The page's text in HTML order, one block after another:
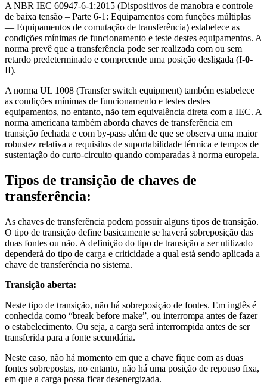
A NBR IEC 60947-6-1:2015 (Dispositivos de manobra e controle
de baixa tensão – Parte 6-1: Equipamentos com funções múltiplas
— Equipamentos de comutação de transferência) estabelece as
condições mínimas de funcionamento e teste destes equipamentos. A
norma prevê que a transferência pode ser realizada com ou sem
retardo predeterminado e compreende uma posição desligada (I-0-
II).
A norma UL 1008 (Transfer switch equipment) também estabelece
as condições mínimas de funcionamento e testes destes
equipamentos, no entanto, não tem equivalência direta com a IEC. A
norma americana também aborda chaves de transferência em
transição fechada e com by-pass além de que se observa uma maior
robustez relativa a requisitos de suportabilidade térmica e tempos de
sustentação do curto-circuito quando comparadas à norma europeia.
Tipos de transição de chaves de
transferência:
As chaves de transferência podem possuir alguns tipos de transição.
O tipo de transição define basicamente se haverá sobreposição das
duas fontes ou não. A definição do tipo de transição a ser utilizado
dependerá do tipo de carga e criticidade a qual está sendo aplicada a
chave de transferência no sistema.
Transição aberta:
Neste tipo de transição, não há sobreposição de fontes. Em inglês é
conhecida como “break before make”, ou interrompa antes de fazer
o estabelecimento. Ou seja, a carga será interrompida antes de ser
transferida para a fonte secundária.
Neste caso, não há momento em que a chave fique com as duas
fontes sobrepostas, no entanto, não há uma posição de repouso fixa,
em que a carga possa ficar desenergizada.